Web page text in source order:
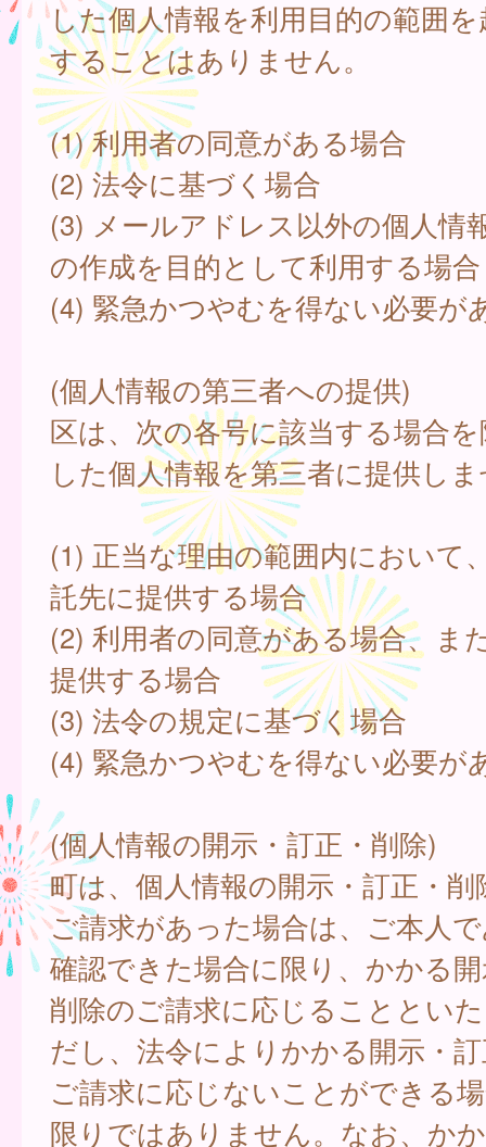
した個人情報を利用目的の範囲
することはありません。
(1) 利用者の同意がある場合
(2) 法令に基づく場合
(3) メールアドレス以外の個人情
の作成を目的として利用する場合
(4) 緊急かつやむを得ない必要が
(個人情報の第三者への提供)
区は、次の各号に該当する場合
した個人情報を第三者に提供し
(1) 正当な理由の範囲内において
託先に提供する場合
(2) 利用者の同意がある場合、ま
提供する場合
(3) 法令の規定に基づく場合
(4) 緊急かつやむを得ない必要が
(個人情報の開示・訂正・削除)
町は、個人情報の開示・訂正・
ご請求があった場合は、ご本人
確認できた場合に限り、かかる
削除のご請求に応じることとい
だし、法令によりかかる開示・
ご請求に応じないことができる
限りではありません。なお、か